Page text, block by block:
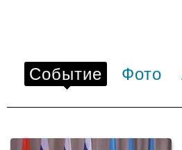
Событие Фото